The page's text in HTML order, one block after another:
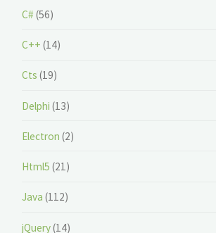
C# (56)
C++ (14)
Cts (19)
Delphi (13)
Electron (2)
Html5 (21)
Java (112)
jQuery(14)